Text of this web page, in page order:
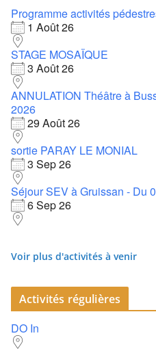
Programme activités
1 Août 26
STAGE MOSAÏQUE
3 Août 26
ANNULATION Théâtre à
2026
29 Août 26
sortie PARAY LE MONIAL
3 Sep 26
Séjour SEV à Gruissan - Du
6 Sep 26
Voir plus d'activités à venir
Activités régulières
DO In